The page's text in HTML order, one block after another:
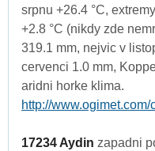
srpnu +26.4 °C,
+2.8 °C (nikdy zde
319.1 mm, nejvic v
cervenci 1.0 mm,
aridni horke klima.
http://
17234 Aydin zapadni